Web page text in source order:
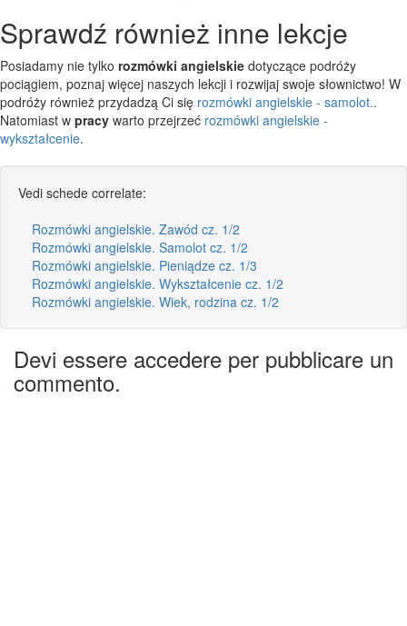
Sprawdź również inne lekcje
Posiadamy nie tylko rozmówki angielskie dotyczące podróży
pociągiem, poznaj więcej naszych lekcji i rozwijaj swoje słownictwo! W
podróży również przydadzą Ci się rozmówki angielskie - samolot..
Natomiast w pracy warto przejrzeć rozmówki angielskie -
wykształcenie.
Vedi schede correlate:
Rozmówki angielskie. Zawód cz. 1/2
Rozmówki angielskie. Samolot cz. 1/2
Rozmówki angielskie. Pieniądze cz. 1/3
Rozmówki angielskie. Wykształcenie cz. 1/2
Rozmówki angielskie. Wiek, rodzina cz. 1/2
Devi essere accedere per pubblicare un
commento.